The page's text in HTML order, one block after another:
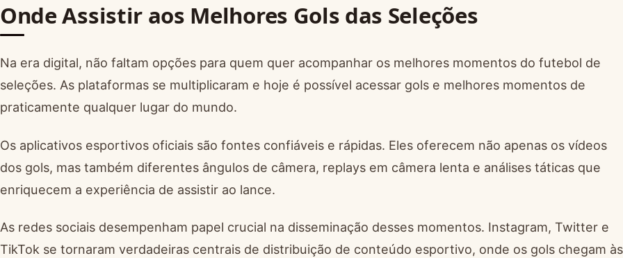
Onde Assistir aos Melhores Gols das Seleções
Na era digital, não faltam opções para quem quer acompanhar os melhores momentos do futebol de
seleções. As plataformas se multiplicaram e hoje é possível acessar gols e melhores momentos de
praticamente qualquer lugar do mundo.
Os aplicativos esportivos oficiais são fontes confiáveis e rápidas. Eles oferecem não apenas os vídeos
dos gols, mas também diferentes ângulos de câmera, replays em câmera lenta e análises táticas que
enriquecem a experiência de assistir ao lance.
As redes sociais desempenham papel crucial na disseminação desses momentos. Instagram, Twitter e
TikTok se tornaram verdadeiras centrais de distribuição de conteúdo esportivo, onde os gols chegam às